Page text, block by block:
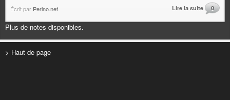
Écrit par Perino.net Lire la suite 0
Plus de notes disponibles.
> Haut de page